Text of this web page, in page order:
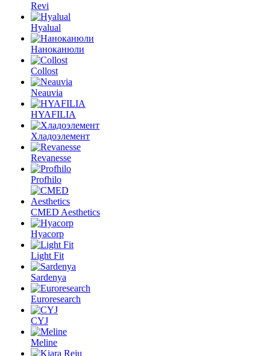
Revi
Hyalual
Наноканюли
Collost
Neauvia
HYAFILIA
Хладоэлемент
Revanesse
Profhilo
CMED Aesthetics
Hyacorp
Light Fit
Sardenya
Euroresearch
CYJ
Meline